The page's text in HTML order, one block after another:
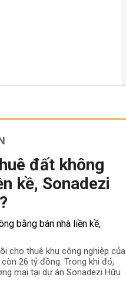
đất không
kề, Sonadezi
cho thuê khu công nghiệp của
26 tỷ đồng. Trong khi đó,
mại tại dự án Sonadezi Hữu